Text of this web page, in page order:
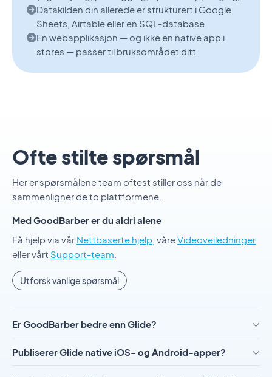
Datakilden din allerede er strukturert i Google
Sheets, Airtable eller en SQL-database
En webapplikasjon — og ikke en native app i
stores — passer til bruksområdet ditt
Ofte stilte spørsmål
Her er spørsmålene team oftest stiller oss når de
sammenligner de to plattformene.
Med GoodBarber er du aldri alene
Få hjelp via vår Nettbaserte hjelp , våreVideoveiledninger
eller vårt Support-team
Utforsk vanlige spørsmål
Er GoodBarber bedre enn Glide?
Publiserer Glide native iOS- og Android-apper?